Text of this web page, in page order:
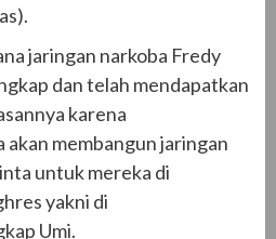
jaringan narkoba Fredy
dan telah mendapatkan
karena
membangun jaringan
untuk mereka di
yakni di
Umi.